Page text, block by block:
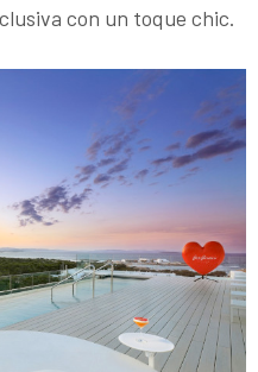
con un toque chic.